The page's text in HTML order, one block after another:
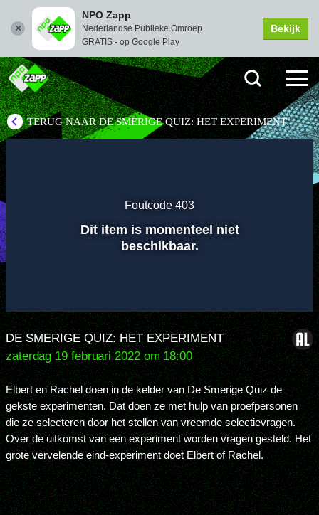
NPO Zapp
Nederlandse Publieke Omroep
GRATIS - op Google Play
Bekijk
TERUG NAAR DE SMERIGE QUIZ: HET EXPERIMENT
Foutcode 403
Dit item is momenteel niet
beschikbaar.
DE SMERIGE QUIZ: HET EXPERIMENT
zaterdag 19 februari 2022 om 18:00
Elbert en Rachel doen in de kelder van De Smerige Quiz de
gekste experimenten. Dat doen ze met hulp van proefpersonen
die ze selecteren door het stellen van vreemde selectievragen.
Over de uitkomst van een experiment worden vragen gesteld. Het
grote vervelende eind-experiment doet Elbert of Rachel.